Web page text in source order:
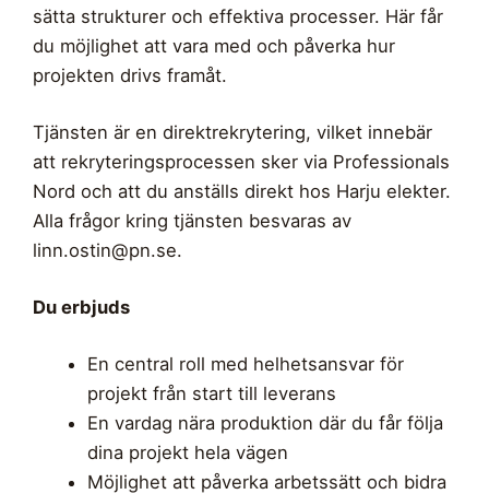
sätta strukturer och effektiva processer. Här får
du möjlighet att vara med och påverka hur
projekten drivs framåt.
Tjänsten är en direktrekrytering, vilket innebär
att rekryteringsprocessen sker via Professionals
Nord och att du anställs direkt hos Harju elekter.
Alla frågor kring tjänsten besvaras av
linn.ostin@pn.se.
Du erbjuds
En central roll med helhetsansvar för
projekt från start till leverans
En vardag nära produktion där du får följa
dina projekt hela vägen
Möjlighet att påverka arbetssätt och bidra